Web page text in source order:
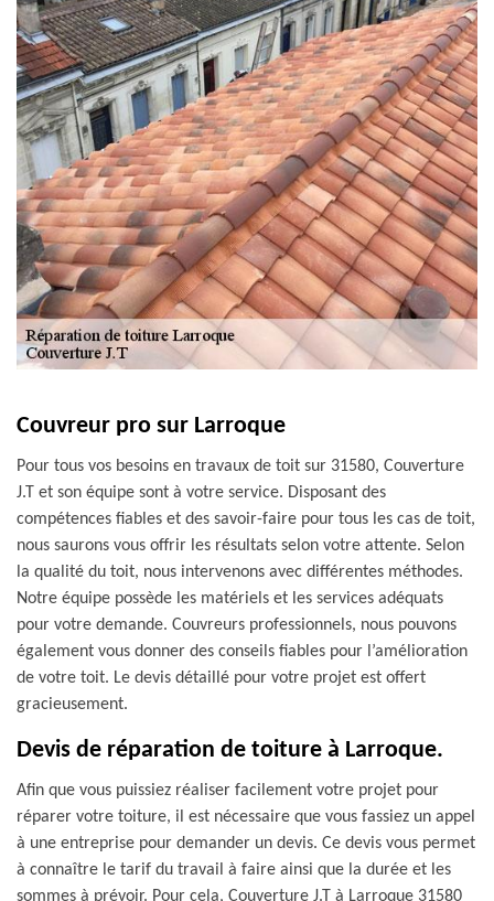
Couvreur pro sur Larroque
Pour tous vos besoins en travaux de toit sur 31580, Couverture
J.T et son équipe sont à votre service. Disposant des
compétences fiables et des savoir-faire pour tous les cas de toit,
nous saurons vous offrir les résultats selon votre attente. Selon
la qualité du toit, nous intervenons avec différentes méthodes.
Notre équipe possède les matériels et les services adéquats
pour votre demande. Couvreurs professionnels, nous pouvons
également vous donner des conseils fiables pour l’amélioration
de votre toit. Le devis détaillé pour votre projet est offert
gracieusement.
Devis de réparation de toiture à Larroque.
Afin que vous puissiez réaliser facilement votre projet pour
réparer votre toiture, il est nécessaire que vous fassiez un appel
à une entreprise pour demander un devis. Ce devis vous permet
à connaître le tarif du travail à faire ainsi que la durée et les
sommes à prévoir. Pour cela, Couverture J.T à Larroque 31580